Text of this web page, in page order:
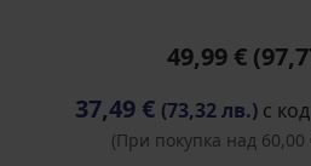
49,99 €
37,49 € (73,32 лв.) с код
(При покупка над 60,00